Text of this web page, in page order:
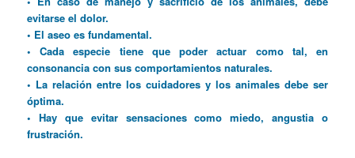
evitarse el dolor.
• El aseo es fundamental.
• Cada especie tiene que poder actuar como tal, en
consonancia con sus comportamientos naturales.
• La relación entre los cuidadores y los animales debe ser
óptima.
• Hay que evitar sensaciones como miedo, angustia o
frustración.